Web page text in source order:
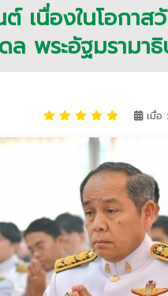
เนื่องในโอก
ล พระอัฐมราม
เมื่อ